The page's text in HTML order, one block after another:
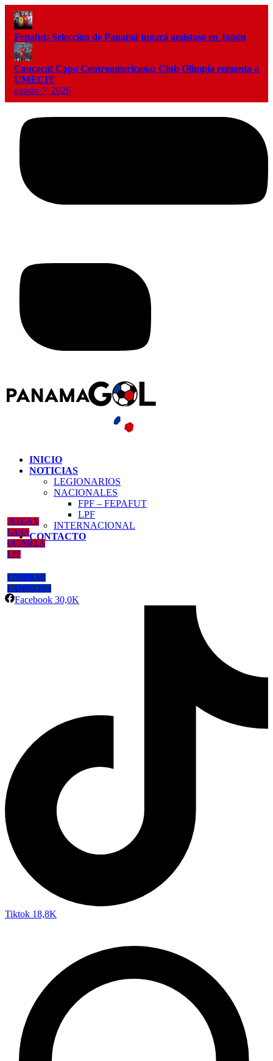
Fepafut: Selección de Panamá jugará amistoso en Japón
Concacaf Copa Centroamericana: Club Olimpia remonta a
UMECIT
agosto 7, 2026
INICIO
NOTICIAS
LEGIONARIOS
NACIONALES
FPF – FEPAFUT
LPF
INTERNACIONAL
CONTACTO
JUEGA Y
GANA
QUINIELA
LPF
COMPRAR
CAMISETAS
Facebook 30,0K
Tiktok 18,8K